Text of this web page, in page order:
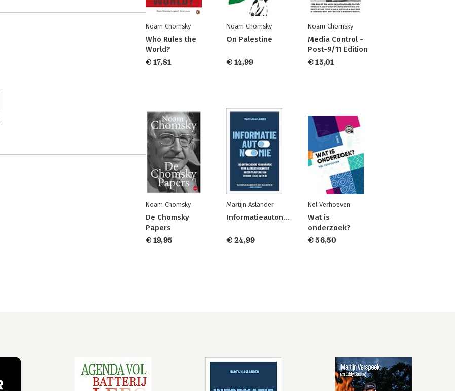
Noam Chomsky
Who Rules the
World?
€ 17,81
Noam Chomsky
On Palestine
€ 14,99
Noam Chomsky
Media Control -
Post-9/11 Edition
€ 15,01
Noam Chomsky
De Chomsky
Papers
€ 19,95
Martijn Aslander
Informatieautonomie
€ 24,99
Nel Verhoeven
Wat is
onderzoek?
€ 56,50